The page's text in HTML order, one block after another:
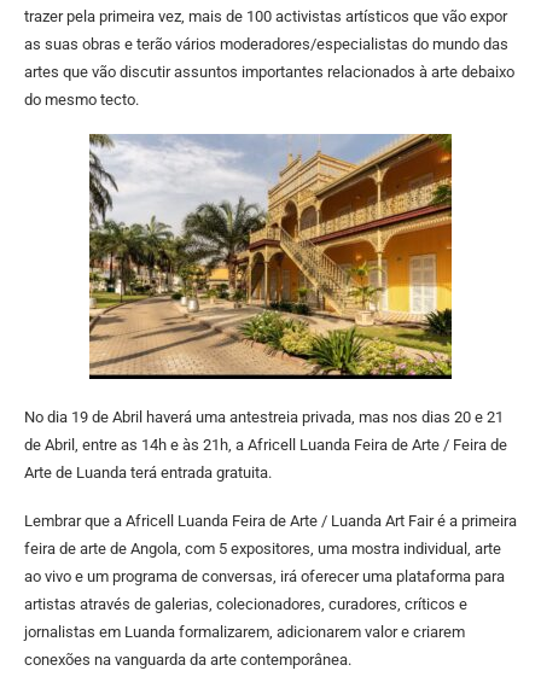
trazer pela primeira vez, mais de 100 activistas artísticos que vão expor
as suas obras e terão vários moderadores/especialistas do mundo das
artes que vão discutir assuntos importantes relacionados à arte debaixo
do mesmo tecto.
No dia 19 de Abril haverá uma antestreia privada, mas nos dias 20 e 21
de Abril, entre as 14h e às 21h, a Africell Luanda Feira de Arte / Feira de
Arte de Luanda terá entrada gratuita.
Lembrar que a Africell Luanda Feira de Arte / Luanda Art Fair é a primeira
feira de arte de Angola, com 5 expositores, uma mostra individual, arte
ao vivo e um programa de conversas, irá oferecer uma plataforma para
artistas através de galerias, colecionadores, curadores, críticos e
jornalistas em Luanda formalizarem, adicionarem valor e criarem
conexões na vanguarda da arte contemporânea.